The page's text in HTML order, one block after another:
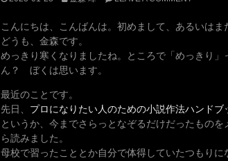
こんにちは、こんばんは。初めまして、あるいはま
どうも、金森です。
めっきり寒くなりましたね。ところで「めっきり
ん？ ぼくは思います。
最近のことです。
先日、 プロになりたい人のための小説作法ハンドブ
というか、今までさらっとなぞるだけだったもの
ら読みました。
母校で習ったこととか自分で体得していたつもり